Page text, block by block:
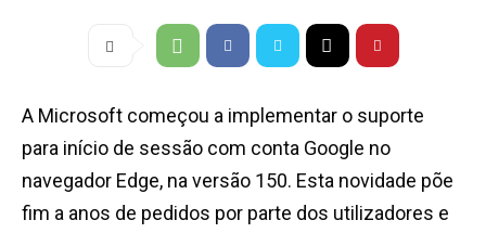
A Microsoft começou a implementar o suporte
para início de sessão com conta Google no
navegador Edge, na versão 150. Esta novidade põe
fim a anos de pedidos por parte dos utilizadores e